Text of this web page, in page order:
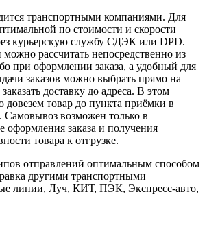
транспортными компаниями. Для
по стоимости и скорости
курьерскую службу СДЭК или DPD.
рассчитать непосредственно из
при оформлении заказа, а удобный для
заказов можно выбрать прямо на
доставку до адреса. В этом
довезем товар до пункта приёмки в
Самовывоз возможен только в
оформления заказа и получения
товара к отгрузке.
отправлений оптимальным способом
другими транспортными
линии, Луч, КИТ, ПЭК, Экспресс-авто,